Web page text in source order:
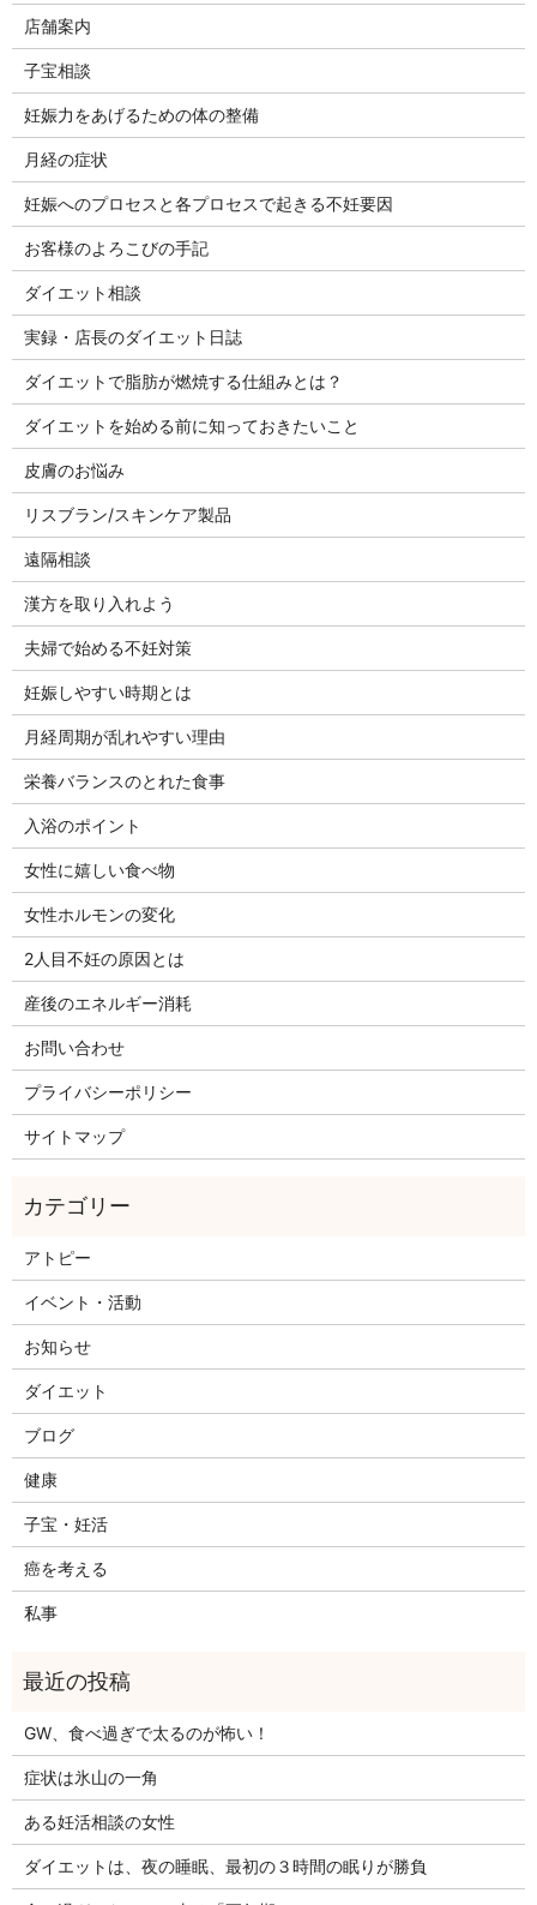
店舗案内
子宝相談
妊娠力をあげるための体の整備
月経の症状
妊娠へのプロセスと各プロセスで起きる不妊要因
お客様のよろこびの手記
ダイエット相談
実録・店長のダイエット日誌
ダイエットで脂肪が燃焼する仕組みとは？
ダイエットを始める前に知っておきたいこと
皮膚のお悩み
リスブラン/スキンケア製品
遠隔相談
漢方を取り入れよう
夫婦で始める不妊対策
妊娠しやすい時期とは
月経周期が乱れやすい理由
栄養バランスのとれた食事
入浴のポイント
女性に嬉しい食べ物
女性ホルモンの変化
2人目不妊の原因とは
産後のエネルギー消耗
お問い合わせ
プライバシーポリシー
サイトマップ
アトピー
イベント・活動
お知らせ
ダイエット
ブログ
健康
子宝・妊活
癌を考える
私事
GW、食べ過ぎで太るのが怖い！
症状は氷山の一角
ある妊活相談の女性
ダイエットは、夜の睡眠、最初の３時間の眠りが勝負